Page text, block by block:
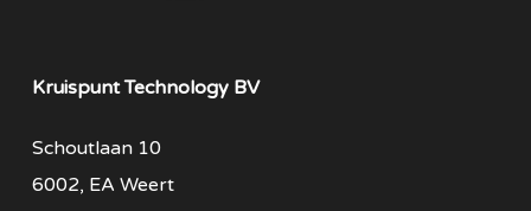
Kruispunt Technology BV
Schoutlaan 10
6002, EA Weert